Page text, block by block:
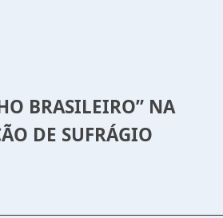
BRASILEIRO” NA
DE SUFRÁGIO